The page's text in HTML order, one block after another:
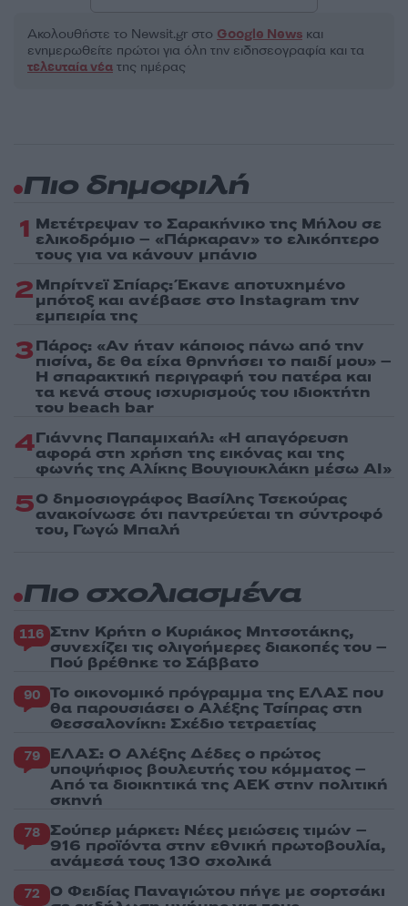
Ακολουθήστε το Νewsit.gr στο Google News και
ενημερωθείτε πρώτοι για όλη την ειδησεογραφία και τα
τελευταία νέα της ημέρας
Πιο δημοφιλή
1 Μετέτρεψαν το Σαρακήνικο της Μήλου σε
ελικοδρόμιο – «Πάρκαραν» το ελικόπτερο
τους για να κάνουν μπάνιο
2Μπρίτνεϊ Σπίαρς: Έκανε αποτυχημένο
μπότοξ και ανέβασε στο Instagram την
εμπειρία της
3Πάρος: «Αν ήταν κάποιος πάνω από την
πισίνα, δε θα είχα θρηνήσει το παιδί μου» –
Η σπαρακτική περιγραφή του πατέρα και
τα κενά στους ισχυρισμούς του ιδιοκτήτη
του beach bar
4Γιάννης Παπαμιχαήλ: «Η απαγόρευση
αφορά στη χρήση της εικόνας και της
φωνής της Αλίκης Βουγιουκλάκη μέσω AI»
5Ο δημοσιογράφος Βασίλης Τσεκούρας
ανακοίνωσε ότι παντρεύεται τη σύντροφό
του, Γωγώ Μπαλή
Πιο σχολιασμένα
116 Στην Κρήτη ο Κυριάκος Μητσοτάκης,
συνεχίζει τις ολιγοήμερες διακοπές του –
Πού βρέθηκε το Σάββατο
90 Το οικονομικό πρόγραμμα της ΕΛΑΣ που
θα παρουσιάσει ο Αλέξης Τσίπρας στη
Θεσσαλονίκη: Σχέδιο τετραετίας
79 ΕΛΑΣ: Ο Αλέξης Δέδες ο πρώτος
υποψήφιος βουλευτής του κόμματος –
Από τα διοικητικά της ΑΕΚ στην πολιτική
σκηνή
78 Σούπερ μάρκετ: Νέες μειώσεις τιμών –
916 προϊόντα στην εθνική πρωτοβουλία,
ανάμεσά τους 130 σχολικά
72 Ο Φειδίας Παναγιώτου πήγε με σορτσάκι